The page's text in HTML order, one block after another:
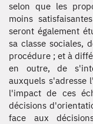
selon que les
moins
seront également
sa classe sociales,
procédure ; et à
en outre, de
auxquels s'adresse
l'impact de ces
décisions
face aux